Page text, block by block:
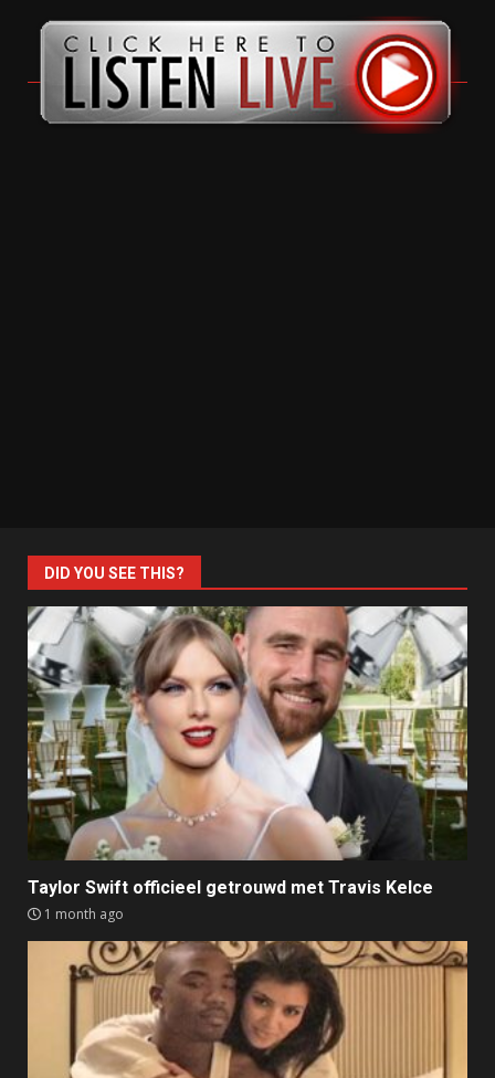
DID YOU SEE THIS?
Taylor Swift officieel getrouwd met Travis Kelce
1 month ago